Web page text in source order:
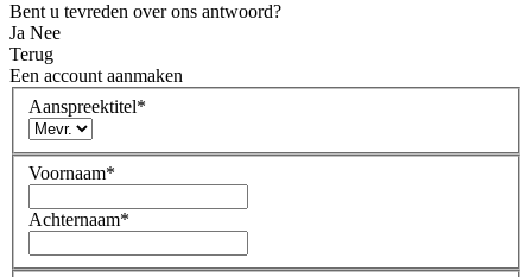
Bent u tevreden over ons antwoord?
Ja Nee
Terug
Een account aanmaken
Aanspreektitel*
Voornaam*
Achternaam*